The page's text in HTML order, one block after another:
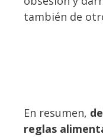
también de
En resumen,
reglas